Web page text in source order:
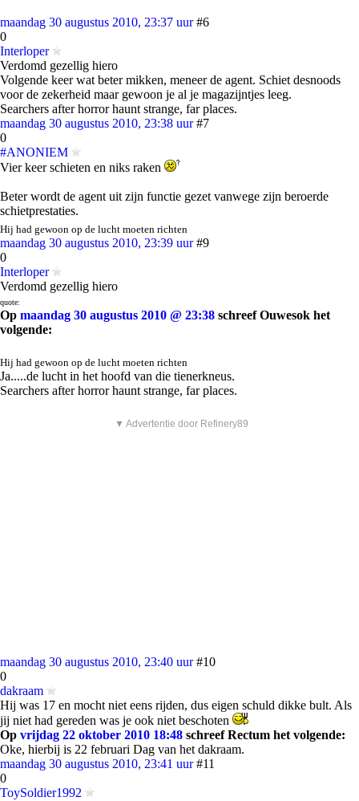
maandag 30 augustus 2010, 23:37 uur #6
0
Interloper
Verdomd gezellig hiero
Volgende keer wat beter mikken, meneer de agent. Schiet desnoods
voor de zekerheid maar gewoon je al je magazijntjes leeg.
Searchers after horror haunt strange, far places.
maandag 30 augustus 2010, 23:38 uur #7
0
#ANONIEM
Vier keer schieten en niks raken
Beter wordt de agent uit zijn functie gezet vanwege zijn beroerde
schietprestaties.
Hij had gewoon op de lucht moeten richten
maandag 30 augustus 2010, 23:39 uur #9
0
Interloper
Verdomd gezellig hiero
quote:
Op maandag 30 augustus 2010 @ 23:38 schreef Ouwesok het
volgende:
Hij had gewoon op de lucht moeten richten
Ja.....de lucht in het hoofd van die tienerkneus.
Searchers after horror haunt strange, far places.
▼ Advertentie door Refinery89
maandag 30 augustus 2010, 23:40 uur #10
0
dakraam
Hij was 17 en mocht niet eens rijden, dus eigen schuld dikke bult. Als
jij niet had gereden was je ook niet beschoten
Op vrijdag 22 oktober 2010 18:48 schreef Rectum het volgende:
Oke, hierbij is 22 februari Dag van het dakraam.
maandag 30 augustus 2010, 23:41 uur #11
0
ToySoldier1992